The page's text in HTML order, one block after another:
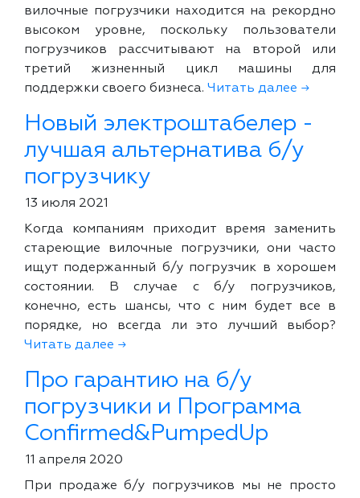
вилочные погрузчики находится на рекордно
высоком уровне, поскольку пользователи
погрузчиков рассчитывают на второй или
третий жизненный цикл машины для
поддержки своего бизнеса. Читать далее →
Новый электроштабелер -
лучшая альтернатива б/у
погрузчику
13 июля 2021
Когда компаниям приходит время заменить
стареющие вилочные погрузчики, они часто
ищут подержанный б/у погрузчик в хорошем
состоянии. В случае с б/у погрузчиков,
конечно, есть шансы, что с ним будет все в
порядке, но всегда ли это лучший выбор?
Читать далее →
Про гарантию на б/у
погрузчики и Программа
Confirmed&PumpedUp
11 апреля 2020
При продаже б/у погрузчиков мы не просто